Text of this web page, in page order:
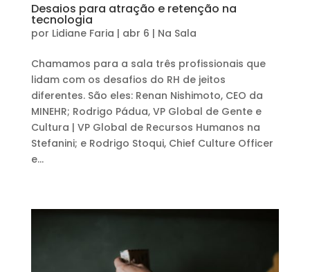
Desaios para atração e retenção na
tecnologia
por Lidiane Faria | abr 6 | Na Sala
Chamamos para a sala três profissionais que
lidam com os desafios do RH de jeitos
diferentes. São eles: Renan Nishimoto, CEO da
MINEHR; Rodrigo Pádua, VP Global de Gente e
Cultura | VP Global de Recursos Humanos na
Stefanini; e Rodrigo Stoqui, Chief Culture Officer
e...